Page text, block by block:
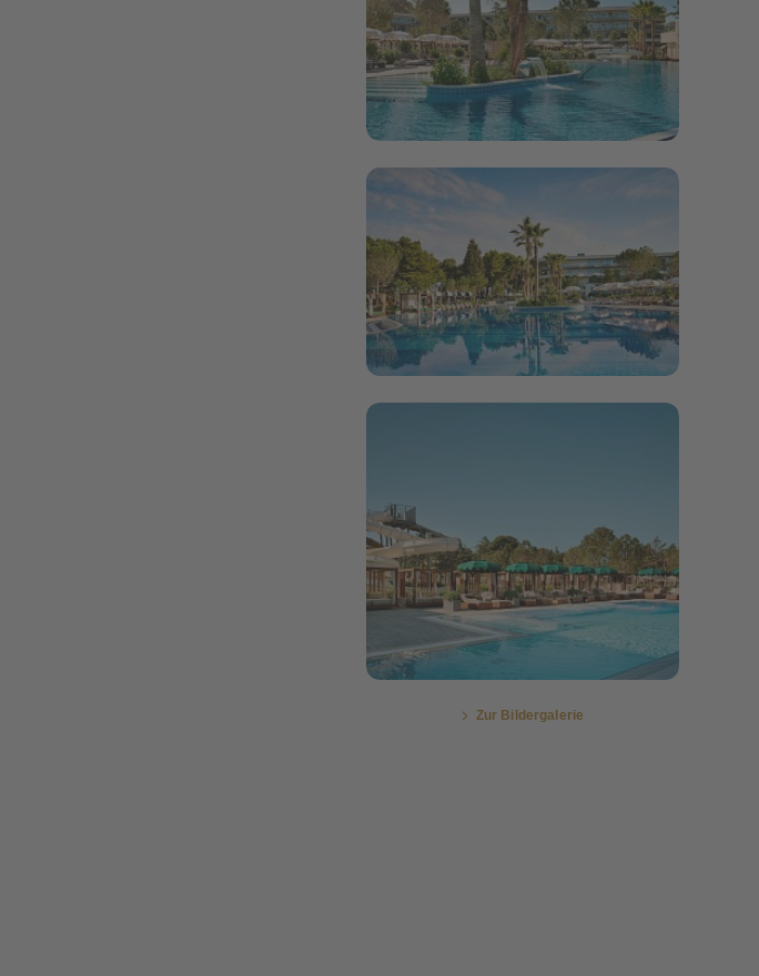
Bildergalerie öffnen
Bildergalerie öffnen
Bildergalerie öffnen
Zur Bildergalerie